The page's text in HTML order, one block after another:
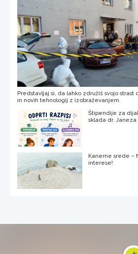
Predstavljaj si, da lahko združiš svojo strast
in novih tehnologij z izobraževanjem
Štipendije za
sklada dr. Janeza
Karierne srede –
interese!